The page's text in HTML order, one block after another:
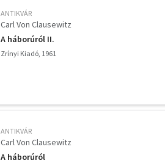
ANTIKVÁR
Carl Von Clausewitz
A háborúról II.
Zrínyi Kiadó, 1961
ANTIKVÁR
Carl Von Clausewitz
A háborúról